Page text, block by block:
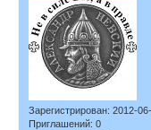
Зарегистрирован: 2012-
Приглашений: 0